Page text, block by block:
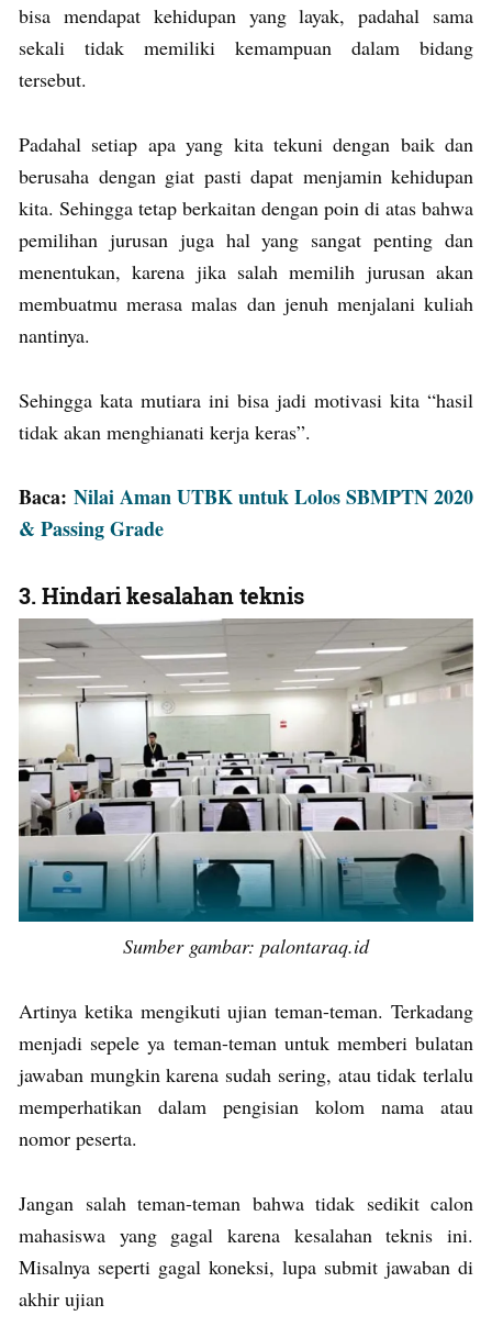
bisa mendapat kehidupan yang layak, padahal sama
sekali tidak memiliki kemampuan dalam bidang
tersebut.
Padahal setiap apa yang kita tekuni dengan baik dan
berusaha dengan giat pasti dapat menjamin kehidupan
kita. Sehingga tetap berkaitan dengan poin di atas bahwa
pemilihan jurusan juga hal yang sangat penting dan
menentukan, karena jika salah memilih jurusan akan
membuatmu merasa malas dan jenuh menjalani kuliah
nantinya.
Sehingga kata mutiara ini bisa jadi motivasi kita “hasil
tidak akan menghianati kerja keras”.
Baca: Nilai Aman UTBK untuk Lolos SBMPTN 2020
& Passing Grade
3. Hindari kesalahan teknis
Sumber gambar: palontaraq.id
Artinya ketika mengikuti ujian teman-teman. Terkadang
menjadi sepele ya teman-teman untuk memberi bulatan
jawaban mungkin karena sudah sering, atau tidak terlalu
memperhatikan dalam pengisian kolom nama atau
nomor peserta.
Jangan salah teman-teman bahwa tidak sedikit calon
mahasiswa yang gagal karena kesalahan teknis ini.
Misalnya seperti gagal koneksi, lupa submit jawaban di
akhir ujian